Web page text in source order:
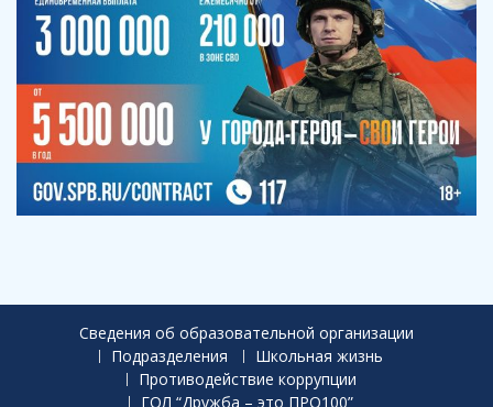
Сведения об образовательной организации
Подразделения
Школьная жизнь
Противодействие коррупции
ГОЛ “Дружба – это ПРО100”